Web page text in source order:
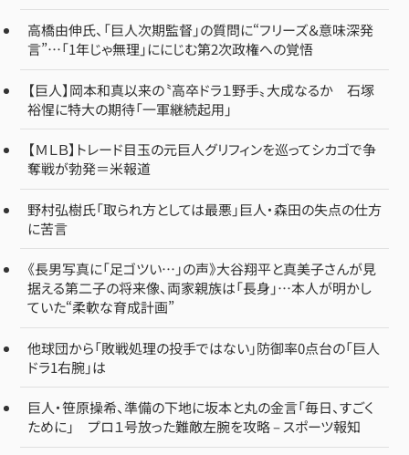
高橋由伸氏、「巨人次期監督」の質問に“フリーズ＆意味深発
言”…「1年じゃ無理」ににじむ第2次政権への覚悟
【巨人】岡本和真以来の〝高卒ドラ１野手〟大成なるか 石塚
裕惺に特大の期待「一軍継続起用」
【ＭＬＢ】トレード目玉の元巨人グリフィンを巡ってシカゴで争
奪戦が勃発＝米報道
野村弘樹氏「取られ方としては最悪」巨人・森田の失点の仕方
に苦言
《長男写真に「足ゴツい…」の声》大谷翔平と真美子さんが見
据える第二子の将来像、両家親族は「長身」…本人が明かし
ていた“柔軟な育成計画”
他球団から「敗戦処理の投手ではない」防御率0点台の「巨人
ドラ1右腕」は
巨人・笹原操希、準備の下地に坂本と丸の金言「毎日、すごく
ために」 プロ１号放った難敵左腕を攻略 – スポーツ報知